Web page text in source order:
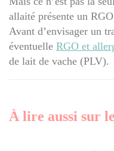
allaité présente un RGO.
Avant d’envisager un
éventuelle RGO et
de lait de vache (PLV).
À lire aussi sur